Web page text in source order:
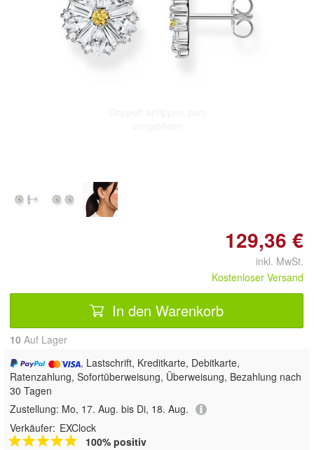
129,36 €
inkl. MwSt.
Kostenloser Versand
In den Warenkorb
10 Auf Lager
, Lastschrift, Kreditkarte, Debitkarte,
Ratenzahlung, Sofortüberweisung, Überweisung, Bezahlung nach
30 Tagen
Zustellung: Mo, 17. Aug. bis Di, 18. Aug.
Verkäufer: EXClock
100% positiv